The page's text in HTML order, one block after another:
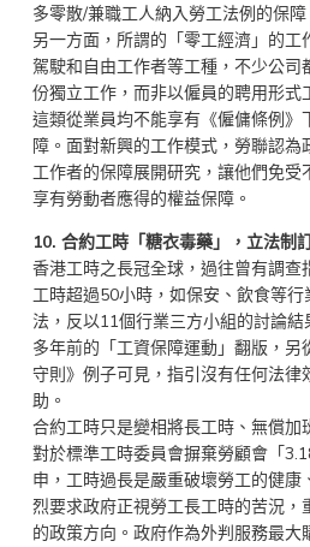
多零散/兼職工人納入勞工法例的保障
另一方面，所謂的「零工經濟」的工
駕駛和自由工作者等工種，不少公司
份獨立工作，而非以僱員的聘用形式
這類從業員均不能享有《僱傭條例》
障。面對新興的工作模式，勞聯認
工作者的保障展開研究，讓他們免受
享有勞動者應得的權益保障。
10. 合約工時「糖衣毒藥」，立法制
香港工時之長冠全球，過往曾有調
工時超過50小時，如保安、飲食等
法，反以11個行業三方小組的討論
多年前的「工資保障運動」翻版，
守則》例子可見，指引沒有任何法律
助。
合約工時只是變相將長工時、無償加
對於標準工時委員會摒棄勞顧會「
申，工時過長是嚴重破壞勞工的健康
烈要求政府正視勞工長工時的苦況，
的政策方向。政府作為外判服務最大